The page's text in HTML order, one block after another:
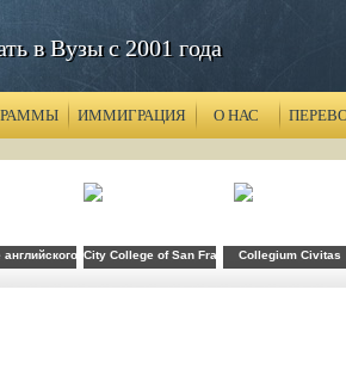
в Вузы с 2001 года
ИММИГРАЦИЯ О НАС
с Каплан
английского языка на Мальте в Шпрахкафе
City College of San FranciscoCollegium Civitas